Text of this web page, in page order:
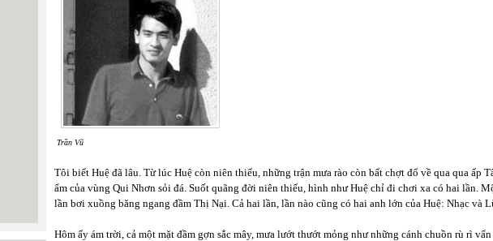
Trần Vũ
Tôi biết Huệ đã lâu. Từ lúc Huệ còn niên thiếu, những trận mưa rào còn bất chợt đổ về qua qua ấp
ẩm của vùng Qui Nhơn sỏi đá. Suốt quãng đời niên thiếu, hình như Huệ chỉ đi chơi xa có hai lần.
lần bơi xuồng băng ngang đầm Thị Nại. Cả hai lần, lần nào cũng có hai anh lớn của Huệ: Nhạc và
Hôm ấy ám trời, cả một mặt đầm gợn sắc mây, mưa lướt thướt mỏng như những cánh chuồn rù rì